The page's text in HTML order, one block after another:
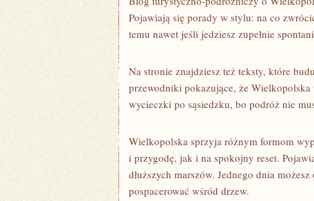
Pojawiają się porady w stylu: na co
temu nawet jeśli jedziesz zupełnie
Na stronie znajdziesz też teksty, które
przewodniki pokazujące, że Wielkopolska
wycieczki po sąsiedzku, bo podróż nie
Wielkopolska sprzyja różnym formom
i przygodę, jak i na spokojny reset.
dłuższych marszów. Jednego dnia
pospacerować wśród drzew.